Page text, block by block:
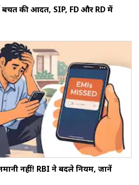
बचत की आदत, SIP, FD और RD में
नहीं! RBI ने बदले नियम, जानें